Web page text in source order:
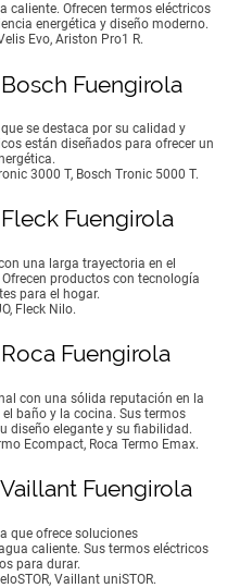
caliente. Ofrecen termos eléctricos
energética y diseño moderno.
Evo, Ariston Pro1 R.
Fuengirola
se destaca por su calidad y
están diseñados para ofrecer un
3000 T, Bosch Tronic 5000 T.
Fuengirola
una larga trayectoria en el
productos con tecnología
para el hogar.
Fleck Nilo.
Fuengirola
con una sólida reputación en la
baño y la cocina. Sus termos
diseño elegante y su fiabilidad.
Ecompact, Roca Termo Emax.
Fuengirola
que ofrece soluciones
caliente. Sus termos eléctricos
para durar.
Vaillant uniSTOR.